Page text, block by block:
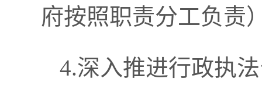
府按照职责分工负责
4.深入推进行政执